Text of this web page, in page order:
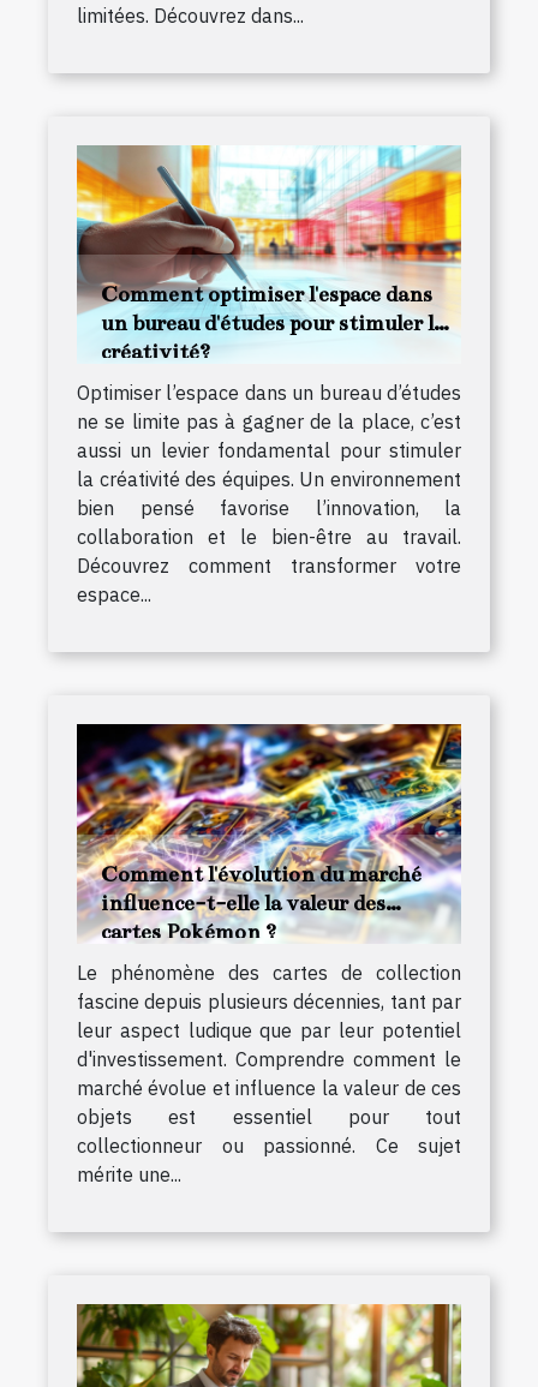
limitées. Découvrez dans...
Comment optimiser l'espace dans
un bureau d'études pour stimuler la
créativité?
Optimiser l’espace dans un bureau d’études
ne se limite pas à gagner de la place, c’est
aussi un levier fondamental pour stimuler
la créativité des équipes. Un environnement
bien pensé favorise l’innovation, la
collaboration et le bien-être au travail.
Découvrez comment transformer votre
espace...
Comment l'évolution du marché
influence-t-elle la valeur des
cartes Pokémon ?
Le phénomène des cartes de collection
fascine depuis plusieurs décennies, tant par
leur aspect ludique que par leur potentiel
d'investissement. Comprendre comment le
marché évolue et influence la valeur de ces
objets est essentiel pour tout
collectionneur ou passionné. Ce sujet
mérite une...